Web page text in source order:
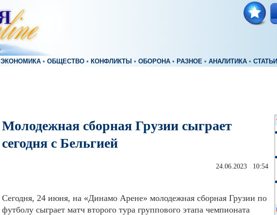
ЭКОНОМИКА • ОБЩЕСТВО • КОНФЛИКТЫ • ОБОРОНА • РАЗНОЕ • АНАЛИТИКА • СТАТЬИ
Молодежная сборная Грузии сыграет
сегодня с Бельгией
24.06.2023 10:54
Сегодня, 24 июня, на «Динамо Арене» молодежная сборная Грузии по
футболу сыграет матч второго тура группового этапа чемпионата